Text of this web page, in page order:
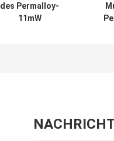
des Permalloy-
11mW